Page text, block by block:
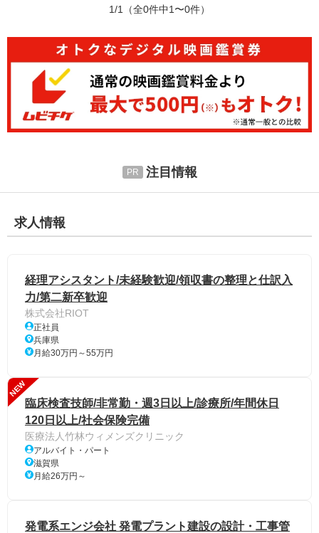
1/1 （全0件中1〜0件）
注目情報
求人情報
経理アシスタント/未経験歓迎/領収書の整理と仕訳入
力/第二新卒歓迎
株式会社RIOT
正社員
兵庫県
月給30万円～55万円
NEW
臨床検査技師/非常勤・週3日以上/診療所/年間休日
120日以上/社会保険完備
医療法人竹林ウィメンズクリニック
アルバイト・パート
滋賀県
月給26万円～
発電系エンジ会社 発電プラント建設の設計・工事管